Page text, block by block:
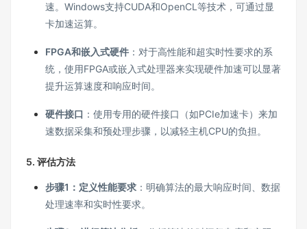
速。Windows支持CUDA和OpenCL等技术，可通过显
卡加速运算。
FPGA和嵌入式硬件 ：对于高性能和超实时性要求的系
统，使用FPGA或嵌入式处理器来实现硬件加速可以显著
提升运算速度和响应时间。
硬件接口 ：使用专用的硬件接口（如PCIe加速卡）来加
速数据采集和预处理步骤，以减轻主机CPU的负担。
5. 评估方法
步骤1：定义性能要求 ：明确算法的最大响应时间、数据
处理速率和实时性要求。